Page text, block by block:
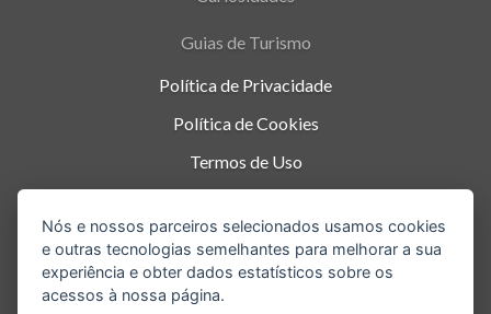
Guias de Turismo
Política de Privacidade
Política de Cookies
Termos de Uso
Rio de Janeiro-RJ
Nós e nossos parceiros selecionados usamos cookies
e outras tecnologias semelhantes para melhorar a sua
experiência e obter dados estatísticos sobre os
acessos à nossa página.